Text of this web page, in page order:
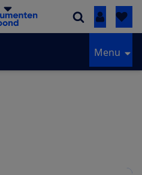
Inloggen
Menu